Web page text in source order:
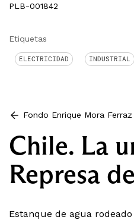
PLB-001842
Etiquetas
ELECTRICIDAD INDUSTRIAL
Fondo Enrique Mora Ferraz
Chile. La
Represa
Estanque de agua